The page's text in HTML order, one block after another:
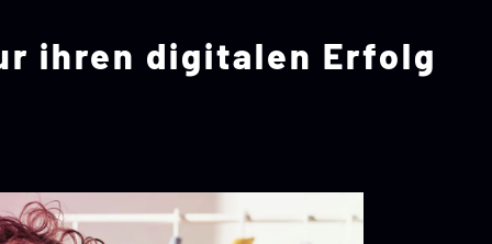
ihren digitalen Erfolg